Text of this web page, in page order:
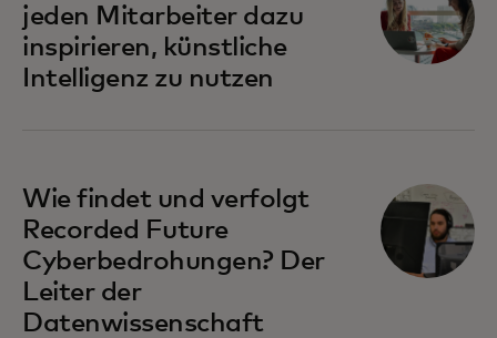
jeden Mitarbeiter dazu
inspirieren, künstliche
Intelligenz zu nutzen
Wie findet und verfolgt
Recorded Future
Cyberbedrohungen? Der
Leiter der
Datenwissenschaft